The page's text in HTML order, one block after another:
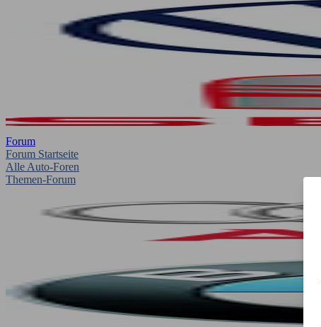
Forum
Forum Startseite
Alle Auto-Foren
Themen-Forum